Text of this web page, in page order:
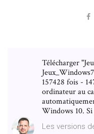
Télécharger
157428 fois -
ordinateur au
Windows 10.
Les versions